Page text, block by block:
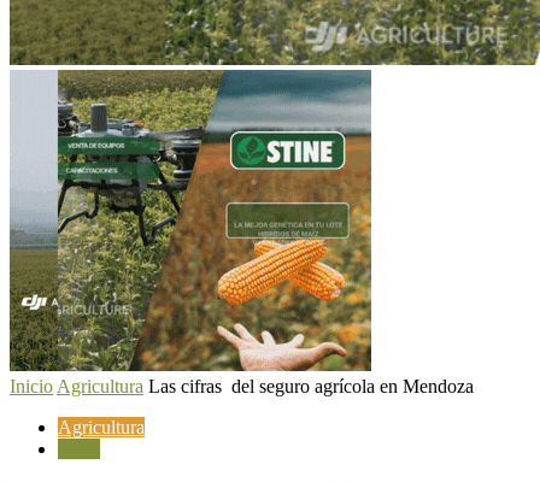
Inicio Agricultura Las cifras del seguro agrícola en Mendoza
Agricultura